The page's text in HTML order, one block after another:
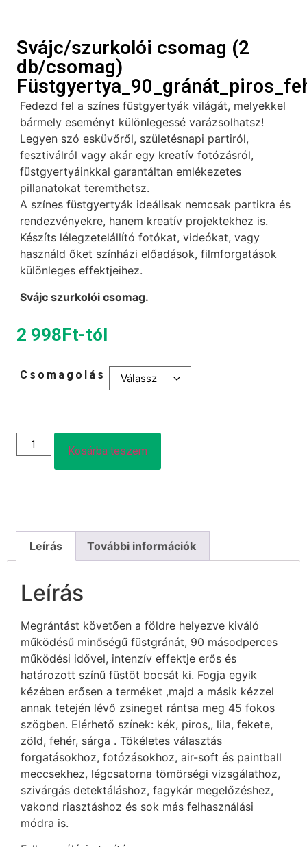
Svájc/szurkolói csomag (2
db/csomag)
Fedezd fel a színes füstgyertyák világát, melyekkel
bármely eseményt különlegessé varázsolhatsz!
Legyen szó esküvőről, születésnapi partiról,
fesztiválról vagy akár egy kreatív fotózásról,
füstgyertyáinkkal garantáltan emlékezetes
pillanatokat teremthetsz.
A színes füstgyertyák ideálisak nemcsak partikra és
rendezvényekre, hanem kreatív projektekhez is.
Készíts lélegzetelállító fotókat, videókat, vagy
használd őket színházi előadások, filmforgatások
különleges effektjeihez.
Svájc szurkolói csomag.
2 998Ft-tól
Csomagolás
Kosárba teszem
Leírás További információk
Leírás
Megrántást követően a földre helyezve kiváló
működésű minőségű füstgránát, 90 másodperces
működési idővel, intenzív effektje erős és
határozott színű füstöt bocsát ki. Fogja egyik
kézében erősen a terméket ,majd a másik kézzel
annak tetején lévő zsineget rántsa meg 45 fokos
szögben. Elérhető színek: kék, piros,, lila, fekete,
zöld, fehér, sárga . Tökéletes választás
forgatásokhoz, fotózásokhoz, air-soft és paintball
meccsekhez, légcsatorna tömörségi vizsgálathoz,
szivárgás detektáláshoz, fagykár megelőzéshez,
vakond riasztáshoz és sok más felhasználási
módra is.